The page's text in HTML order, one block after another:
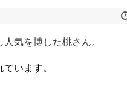
気を博した桃さん。
います。